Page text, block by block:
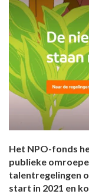
Het NPO-fonds
publieke
talentregelingen
start in 2021 en